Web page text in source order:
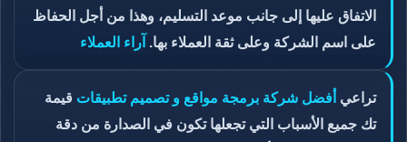
الاتفاق عليها إلى جانب موعد التسليم، وهذا من أجل الحفاظ
على اسم الشركة وعلى ثقة العملاء بها. آراء العملاء
تراعي أفضل شركة برمجة مواقع و تصميم تطبيقات قيمة
تك جميع الأسباب التي تجعلها تكون في الصدارة من دقة